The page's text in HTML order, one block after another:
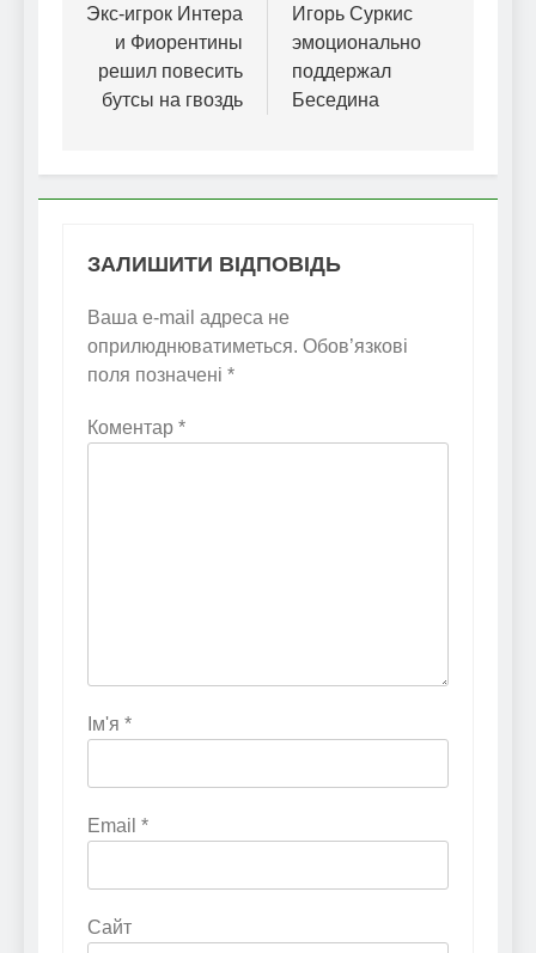
записів
Экс-игрок Интера
и Фиорентины
решил повесить
бутсы на гвоздь
Игорь Суркис
эмоционально
поддержал
Беседина
ЗАЛИШИТИ ВІДПОВІДЬ
Ваша e-mail адреса не
оприлюднюватиметься. Обов’язкові
поля позначені *
Коментар *
Ім'я *
Email *
Сайт